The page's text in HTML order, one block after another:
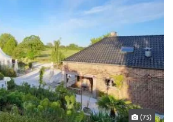
(75)